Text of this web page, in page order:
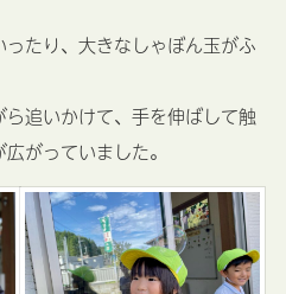
たり、大きなしゃぼん玉がふ
追いかけて、手を伸ばして触
がっていました。